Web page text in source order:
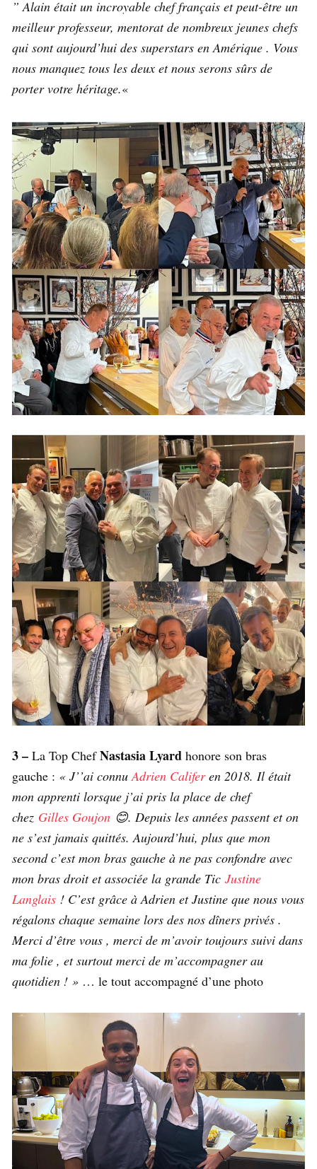
” Alain était un incroyable chef français et peut-être un
meilleur professeur, mentorat de nombreux jeunes chefs
qui sont aujourd’hui des superstars en Amérique . Vous
nous manquez tous les deux et nous serons sûrs de
porter votre héritage.«
3 – La Top ChefNastasia Lyard honore son bras
gauche : « J’’ai connuAdrien Califeren 2018. Il était
mon apprenti lorsque j’ai pris la place de chef
chez Gilles Goujon 😊. Depuis les années passent et on
ne s’est jamais quittés. Aujourd’hui, plus que mon
second c’est mon bras gauche à ne pas confondre avec
mon bras droit et associée la grande Tic Justine
Langlais ! C’est grâce à Adrien et Justine que nous vous
régalons chaque semaine lors des nos dîners privés .
Merci d’être vous , merci de m’avoir toujours suivi dans
ma folie , et surtout merci de m’accompagner au
quotidien ! » … le tout accompagné d’une photo